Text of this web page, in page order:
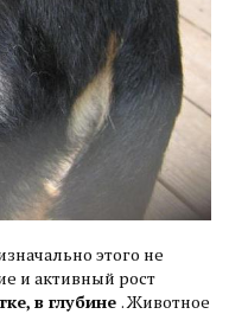
этого не
и активный рост
в глубине . Животное